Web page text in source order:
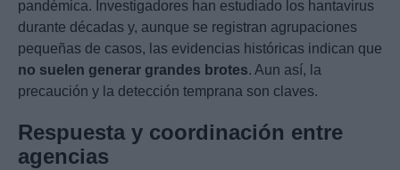
pandémica. Investigadores han estudiado los hantavirus
durante décadas y, aunque se registran agrupaciones
pequeñas de casos, las evidencias históricas indican que
no suelen generar grandes brotes. Aun así, la
precaución y la detección temprana son claves.
Respuesta y coordinación entre
agencias